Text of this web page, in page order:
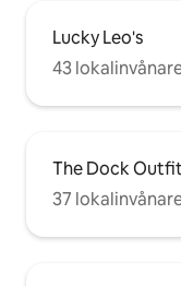
Lucky Leo's
43
The Dock
37